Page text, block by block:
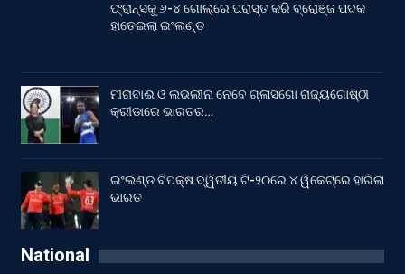
ଫ୍ରାନ୍ସକୁ ୬-୪ ଗୋଲ୍‌ରେ ପରାସ୍ତ କରି ବ୍ରୋଞ୍ଜ ପଦକ
ହାତେଇଲା ଇଂଲଣ୍ଡ
ମୀରାବାଈ ଓ ଲଭଲୀନା ନେବେ ଗ୍ଲାସଗୋ ରାଜ୍ୟଗୋଷ୍ଠୀ
କ୍ରୀଡାରେ ଭାରତର…
ଇଂଲଣ୍ଡ ବିପକ୍ଷ ଦ୍ୱିତୀୟ ଟି-୨୦ରେ ୪ ୱିକେଟ୍‌ରେ ହାରିଲା
ଭାରତ
National